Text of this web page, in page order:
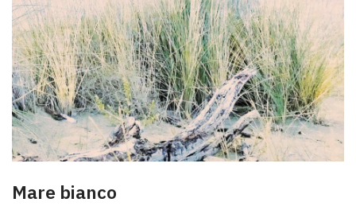
Mare bianco